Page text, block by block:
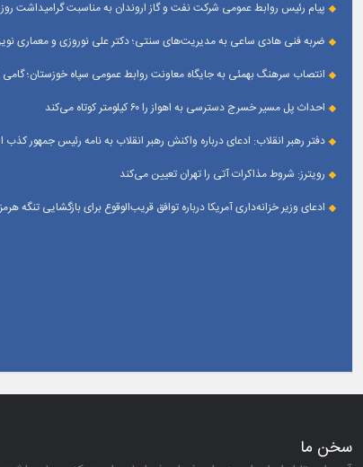
پیام رئیس روابط عمومی شركت نفت و گاز اروندان به مناسبت گرامیداشت روز
ضربه فنی هادی ساعی به مدیریت‌های سنتی؛ دکتر علی نوروزی و معماری
انتصاب سرهنگ بهمئی به جایگاه معاونت روابط عمومی سپاه خوزستان؛
احداث پل مسیر خسرج دسترسی به اهواز را ۶۰ کیلومتر کوتاه می‌کند
دفتر رهبر انقلاب: ادعای درباره واکنش رهبر انقلاب به نامه رئیس جمهور
رویترز: شروط مذاکرات آتی را تهران تعیین می‌کند
ادعای وزیر خزانه‌داری آمریکا درباره توافق قریب‌الوقوع برای بازگشایی تنگه هرمز
سخن ما